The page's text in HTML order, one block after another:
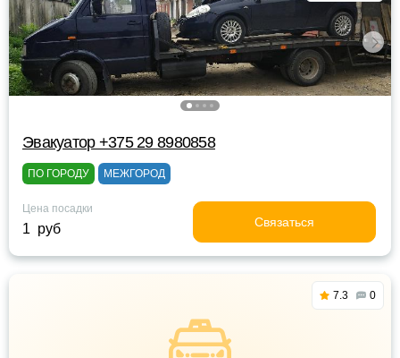
Эвакуатор +375 29 8980858
ПО ГОРОДУ МЕЖГОРОД
Цена посадки
1 руб Связаться
7.3 0